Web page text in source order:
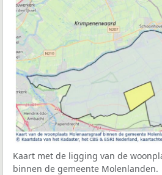
Kaart met de ligging van de
binnen de gemeente Molenlanden.